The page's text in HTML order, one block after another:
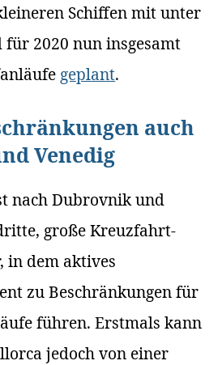
Schiffen mit unter
für 2020 nun insgesamt
geplant.
auch
Venedig
nach Dubrovnik und
große Kreuzfahrt-
in dem aktives
zu Beschränkungen für
führen. Erstmals kann
jedoch von einer